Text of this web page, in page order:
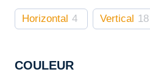
du
Horizontal 4 Vertical 18
COULEUR